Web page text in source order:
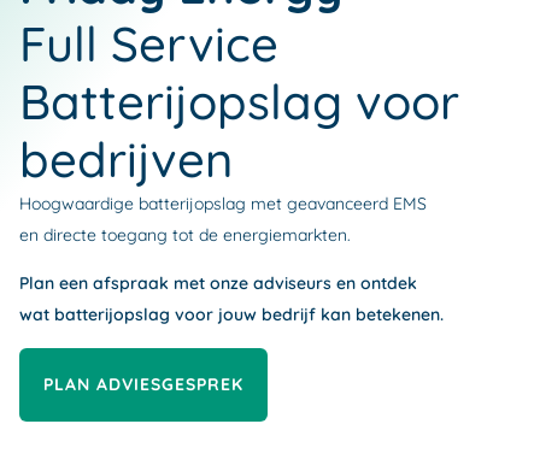
Full Service
Batterijopslag voor
bedrijven
Hoogwaardige batterijopslag met geavanceerd EMS
en directe toegang tot de energiemarkten.
Plan een afspraak met onze adviseurs en ontdek
wat batterijopslag voor jouw bedrijf kan betekenen.
PLAN ADVIESGESPREK